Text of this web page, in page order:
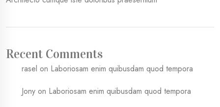
Recent Comments
rasel on Laboriosam enim quibusdam quod tempora
Jony on Laboriosam enim quibusdam quod tempora